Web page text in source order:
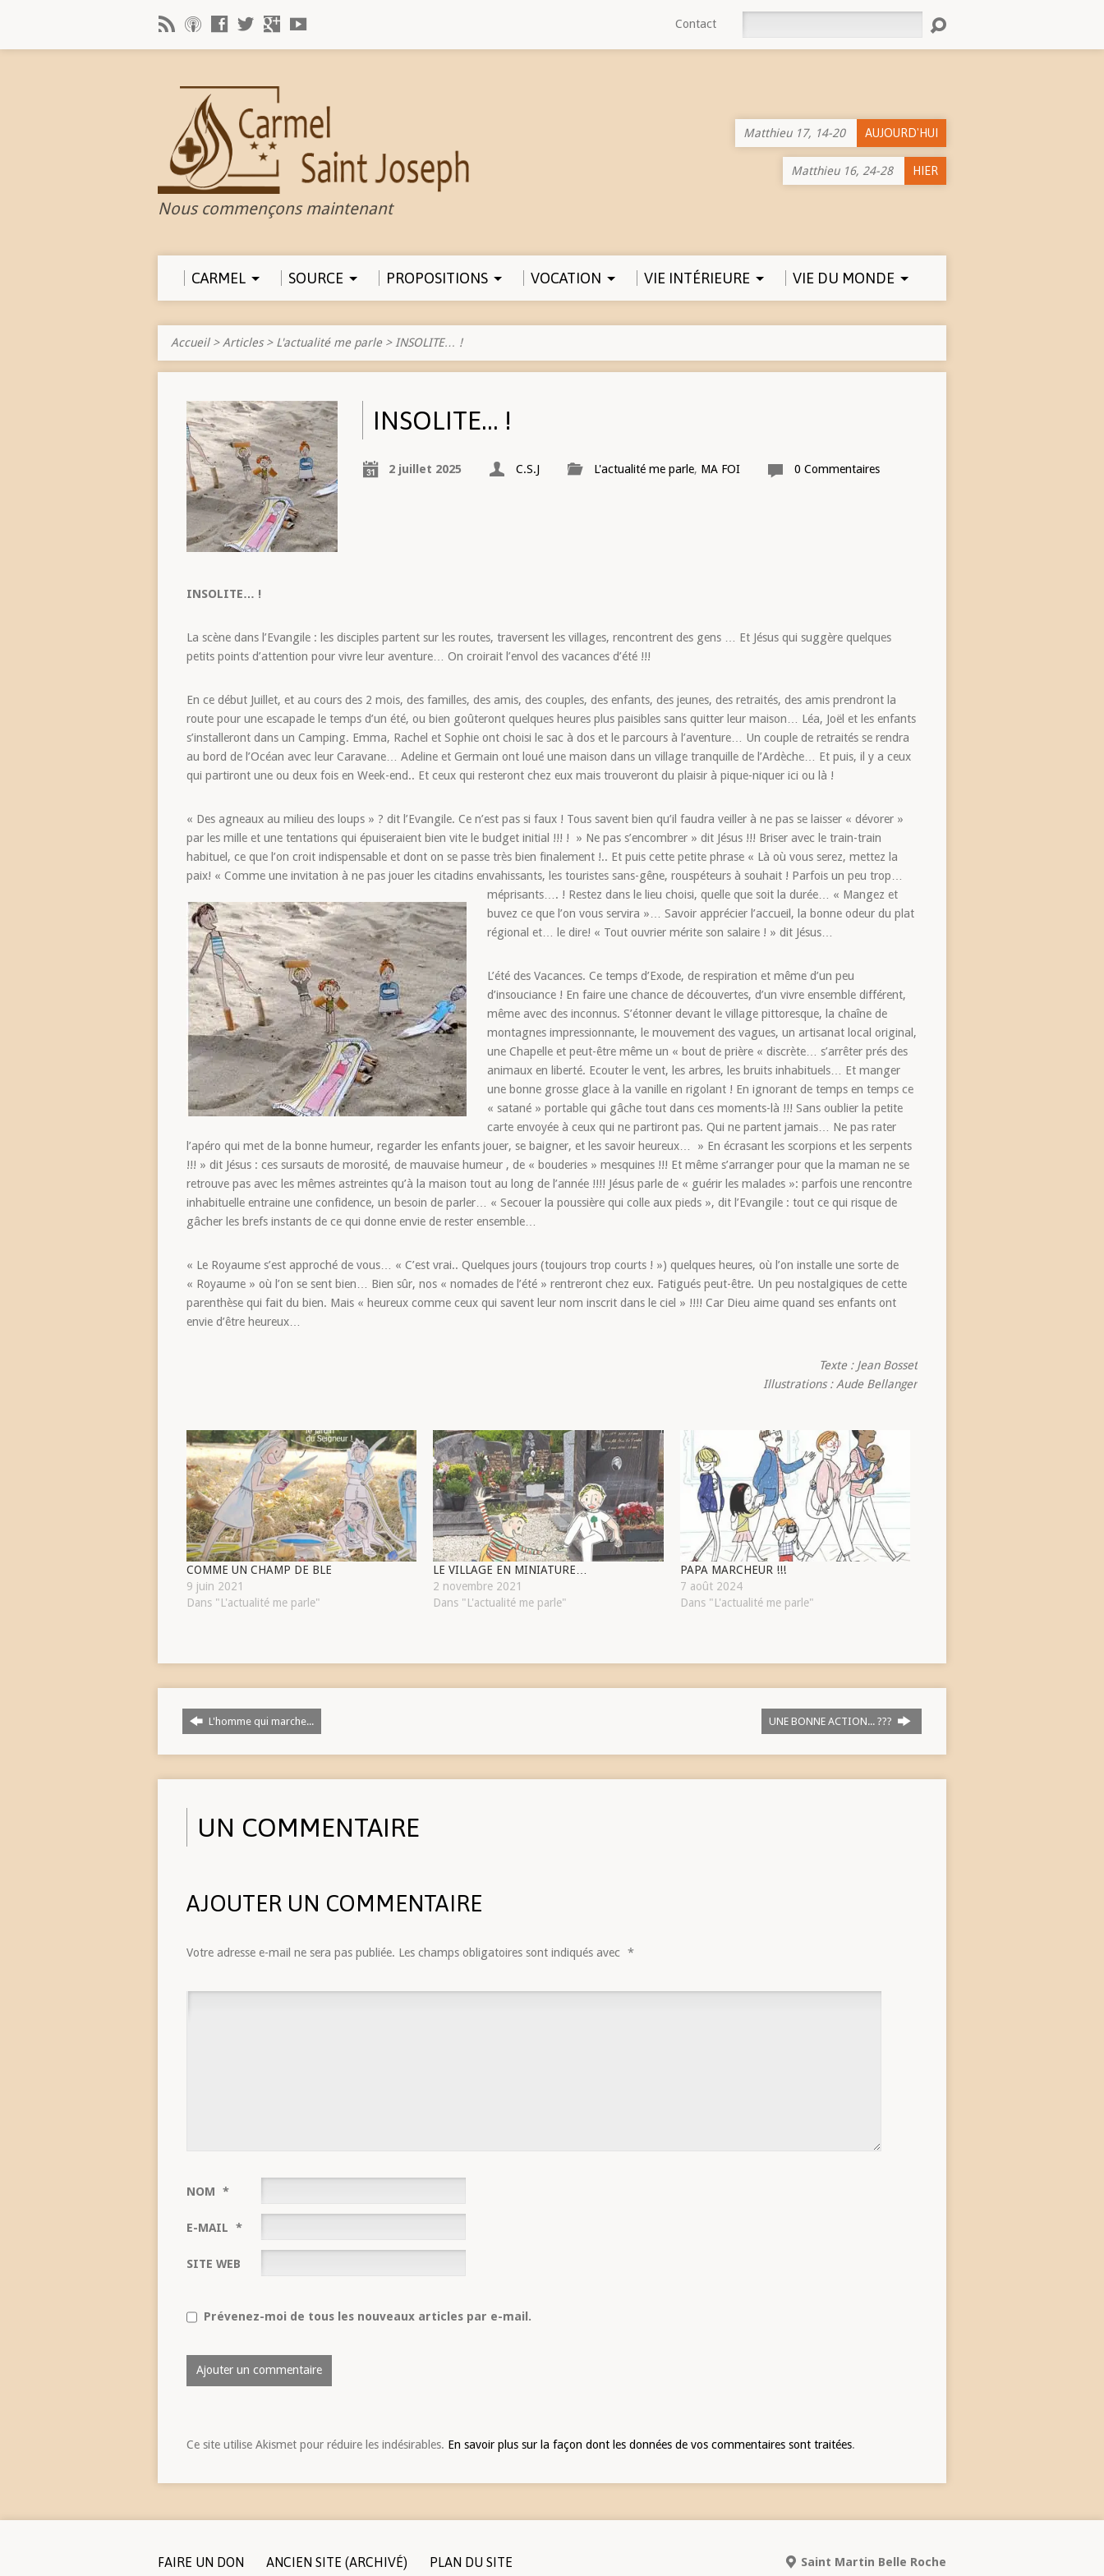
Contact
Nous commençons maintenant
Matthieu 17, 14-20 AUJOURD'HUI
Matthieu 16, 24-28 HIER
CARMEL SOURCE PROPOSITIONS VOCATION VIE INTÉRIEURE VIE DU MONDE
Accueil> Articles> L'actualité me parle> INSOLITE… !
INSOLITE… !
2 juillet 2025 C.S.J L'actualité me parle, MA FOI 0 Commentaires
INSOLITE… !
La scène dans l’Evangile : les disciples partent sur les routes, traversent les villages, rencontrent des gens … Et Jésus qui suggère quelques
petits points d’attention pour vivre leur aventure… On croirait l’envol des vacances d’été !!!
En ce début Juillet, et au cours des 2 mois, des familles, des amis, des couples, des enfants, des jeunes, des retraités, des amis prendront la
route pour une escapade le temps d’un été, ou bien goûteront quelques heures plus paisibles sans quitter leur maison… Léa, Joël et les enfants
s’installeront dans un Camping. Emma, Rachel et Sophie ont choisi le sac à dos et le parcours à l’aventure… Un couple de retraités se rendra
au bord de l’Océan avec leur Caravane… Adeline et Germain ont loué une maison dans un village tranquille de l’Ardèche… Et puis, il y a ceux
qui partiront une ou deux fois en Week-end.. Et ceux qui resteront chez eux mais trouveront du plaisir à pique-niquer ici ou là !
« Des agneaux au milieu des loups » ? dit l’Evangile. Ce n’est pas si faux ! Tous savent bien qu’il faudra veiller à ne pas se laisser « dévorer »
par les mille et une tentations qui épuiseraient bien vite le budget initial !!! ! » Ne pas s’encombrer » dit Jésus !!! Briser avec le train-train
habituel, ce que l’on croit indispensable et dont on se passe très bien finalement !.. Et puis cette petite phrase « Là où vous serez, mettez la
paix! « Comme une invitation à ne pas jouer les citadins envahissants, les touristes sans-gêne, rouspéteurs à souhait ! Parfois un peu trop…
méprisants…. ! Restez dans le lieu choisi, quelle que soit la durée… « Mangez et
buvez ce que l’on vous servira »… Savoir apprécier l’accueil, la bonne odeur du plat
régional et… le dire! « Tout ouvrier mérite son salaire ! » dit Jésus…
L’été des Vacances. Ce temps d’Exode, de respiration et même d’un peu
d’insouciance ! En faire une chance de découvertes, d’un vivre ensemble différent,
même avec des inconnus. S’étonner devant le village pittoresque, la chaîne de
montagnes impressionnante, le mouvement des vagues, un artisanat local original,
une Chapelle et peut-être même un « bout de prière « discrète… s’arrêter prés des
animaux en liberté. Ecouter le vent, les arbres, les bruits inhabituels… Et manger
une bonne grosse glace à la vanille en rigolant ! En ignorant de temps en temps ce
« satané » portable qui gâche tout dans ces moments-là !!! Sans oublier la petite
carte envoyée à ceux qui ne partiront pas. Qui ne partent jamais… Ne pas rater
l’apéro qui met de la bonne humeur, regarder les enfants jouer, se baigner, et les savoir heureux… » En écrasant les scorpions et les serpents
!!! » dit Jésus : ces sursauts de morosité, de mauvaise humeur , de « bouderies » mesquines !!! Et même s’arranger pour que la maman ne se
retrouve pas avec les mêmes astreintes qu’à la maison tout au long de l’année !!!! Jésus parle de « guérir les malades »: parfois une rencontre
inhabituelle entraine une confidence, un besoin de parler… « Secouer la poussière qui colle aux pieds », dit l’Evangile : tout ce qui risque de
gâcher les brefs instants de ce qui donne envie de rester ensemble…
« Le Royaume s’est approché de vous… « C’est vrai.. Quelques jours (toujours trop courts ! ») quelques heures, où l’on installe une sorte de
« Royaume » où l’on se sent bien… Bien sûr, nos « nomades de l’été » rentreront chez eux. Fatigués peut-être. Un peu nostalgiques de cette
parenthèse qui fait du bien. Mais « heureux comme ceux qui savent leur nom inscrit dans le ciel » !!!! Car Dieu aime quand ses enfants ont
envie d’être heureux…
Texte : Jean Bosset
Illustrations : Aude Bellanger
COMME UN CHAMP DE BLE
9 juin 2021
Dans "L'actualité me parle"
LE VILLAGE EN MINIATURE…
2 novembre 2021
Dans "L'actualité me parle"
PAPA MARCHEUR !!!
7 août 2024
Dans "L'actualité me parle"
L'homme qui marche... UNE BONNE ACTION... ???
UN COMMENTAIRE
AJOUTER UN COMMENTAIRE
Votre adresse e-mail ne sera pas publiée. Les champs obligatoires sont indiqués avec *
NOM *
E-MAIL *
SITE WEB
Prévenez-moi de tous les nouveaux articles par e-mail.
Ce site utilise Akismet pour réduire les indésirables. En savoir plus sur la façon dont les données de vos commentaires sont traitées.
FAIRE UN DON ANCIEN SITE (ARCHIVÉ)
PLAN DU SITE
Saint Martin Belle Roche